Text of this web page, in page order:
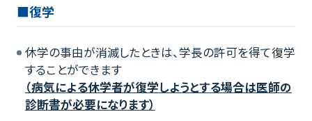
■復学
休学の事由が消滅したときは、学長の許可を得て復学
することができます
（病気による休学者が復学しようとする場合は医師の
診断書が必要になります）